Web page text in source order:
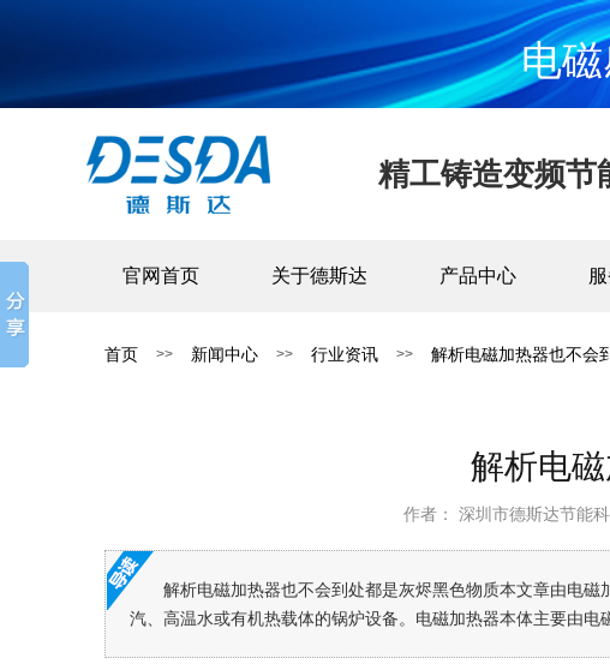
电
精工铸造变频节
官网首页 关于德斯达 产品中心
首页 >> 新闻中心 >> 行业资讯 >> 解析电磁加热器也不会
解析电
作者： 深圳市德斯达节能
解析电磁加热器也不会到处都是灰烬黑色物质本文章由电
汽、高温水或有机热载体的锅炉设备。电磁加热器本体主要由电